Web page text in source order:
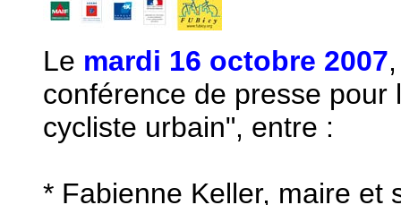
Le mardi 16 octobre 2007
conférence de presse
cycliste urbain", entre :
* Fabienne Keller, maire et